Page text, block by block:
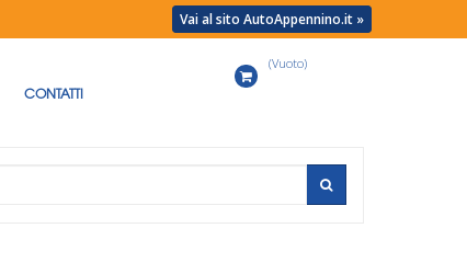
Vai al sito AutoAppennino.it »
CONTATTI
(Vuoto)